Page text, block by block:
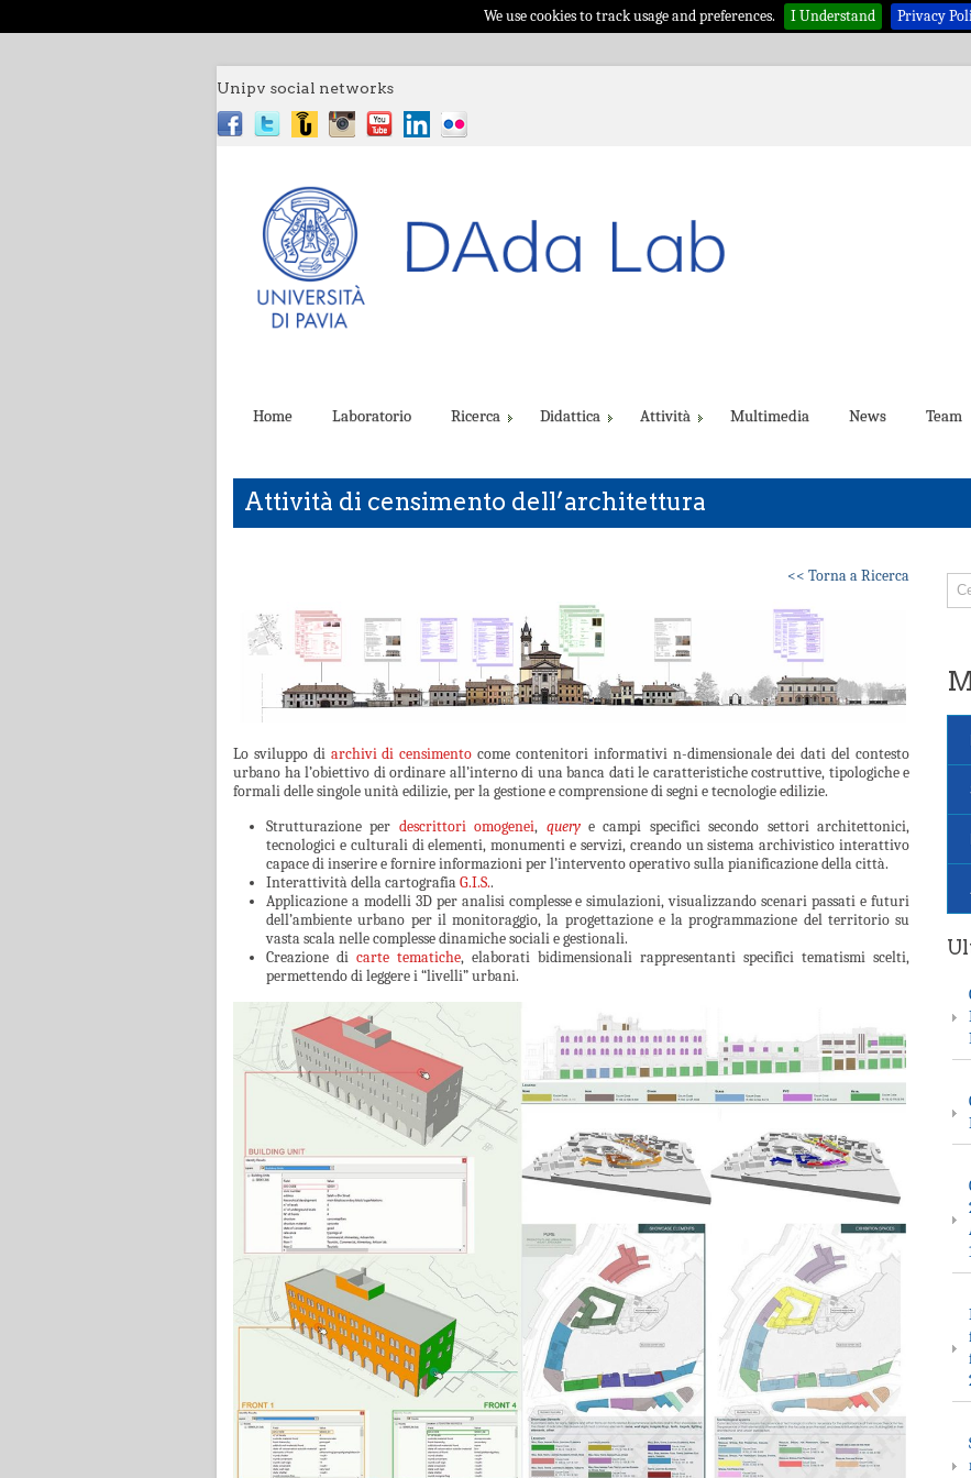
We use cookies to track usage and preferences. I Understand Privacy
Unipv social networks
Home Laboratorio Ricerca Didattica Attività Multimedia News Team
Attività di censimento dell’architettura
<< Torna a Ricerca
Lo sviluppo di archivi di censimento come contenitori informativi n-dimensionale dei dati del contesto
urbano ha l’obiettivo di ordinare all’interno di una banca dati le caratteristiche costruttive, tipologiche e
formali delle singole unità edilizie, per la gestione e comprensione di segni e tecnologie edilizie.
Strutturazione per descrittori omogenei, querye campi specifici secondo settori architettonici,
tecnologici e culturali di elementi, monumenti e servizi, creando un sistema archivistico interattivo
capace di inserire e fornire informazioni per l’intervento operativo sulla pianificazione della città.
Interattività della cartografiaG.I.S..
Applicazione a modelli 3D per analisi complesse e simulazioni, visualizzando scenari passati e futuri
dell’ambiente urbano per il monitoraggio, la progettazione e la programmazione del territorio su
vasta scala nelle complesse dinamiche sociali e gestionali.
Creazione di carte tematiche, elaborati bidimensionali rappresentanti specifici tematismi scelti,
permettendo di leggere i “livelli” urbani.